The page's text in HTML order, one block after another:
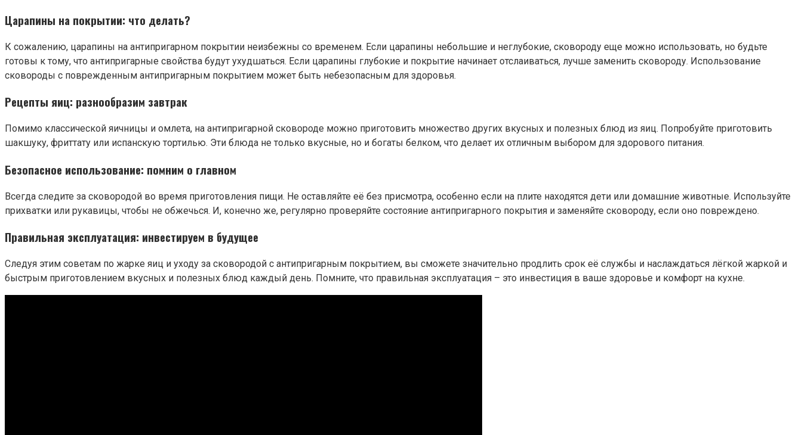
Царапины на покрытии: что делать?
К сожалению, царапины на антипригарном покрытии неизбежны со временем. Если царапины небольшие и неглубокие, сковороду еще можно использовать, но будьте
готовы к тому, что антипригарные свойства будут ухудшаться. Если царапины глубокие и покрытие начинает отслаиваться, лучше заменить сковороду. Использование
сковороды с поврежденным антипригарным покрытием может быть небезопасным для здоровья.
Рецепты яиц: разнообразим завтрак
Помимо классической яичницы и омлета, на антипригарной сковороде можно приготовить множество других вкусных и полезных блюд из яиц. Попробуйте приготовить
шакшуку, фриттату или испанскую тортилью. Эти блюда не только вкусные, но и богаты белком, что делает их отличным выбором для здорового питания.
Безопасное использование: помним о главном
Всегда следите за сковородой во время приготовления пищи. Не оставляйте её без присмотра, особенно если на плите находятся дети или домашние животные. Используйте
прихватки или рукавицы, чтобы не обжечься. И, конечно же, регулярно проверяйте состояние антипригарного покрытия и заменяйте сковороду, если оно повреждено.
Правильная эксплуатация: инвестируем в будущее
Следуя этим советам по жарке яиц и уходу за сковородой с антипригарным покрытием, вы сможете значительно продлить срок её службы и наслаждаться лёгкой жаркой и
быстрым приготовлением вкусных и полезных блюд каждый день. Помните, что правильная эксплуатация – это инвестиция в ваше здоровье и комфорт на кухне.